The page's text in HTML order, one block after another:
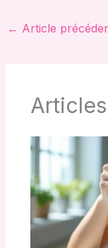
← Article